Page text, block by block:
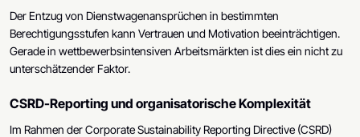
Der Entzug von Dienstwagenansprüchen in bestimmten
Berechtigungsstufen kann Vertrauen und Motivation beeinträchtigen.
Gerade in wettbewerbsintensiven Arbeitsmärkten ist dies ein nicht zu
unterschätzender Faktor.
CSRD-Reporting und organisatorische Komplexität
Im Rahmen der Corporate Sustainability Reporting Directive (CSRD)